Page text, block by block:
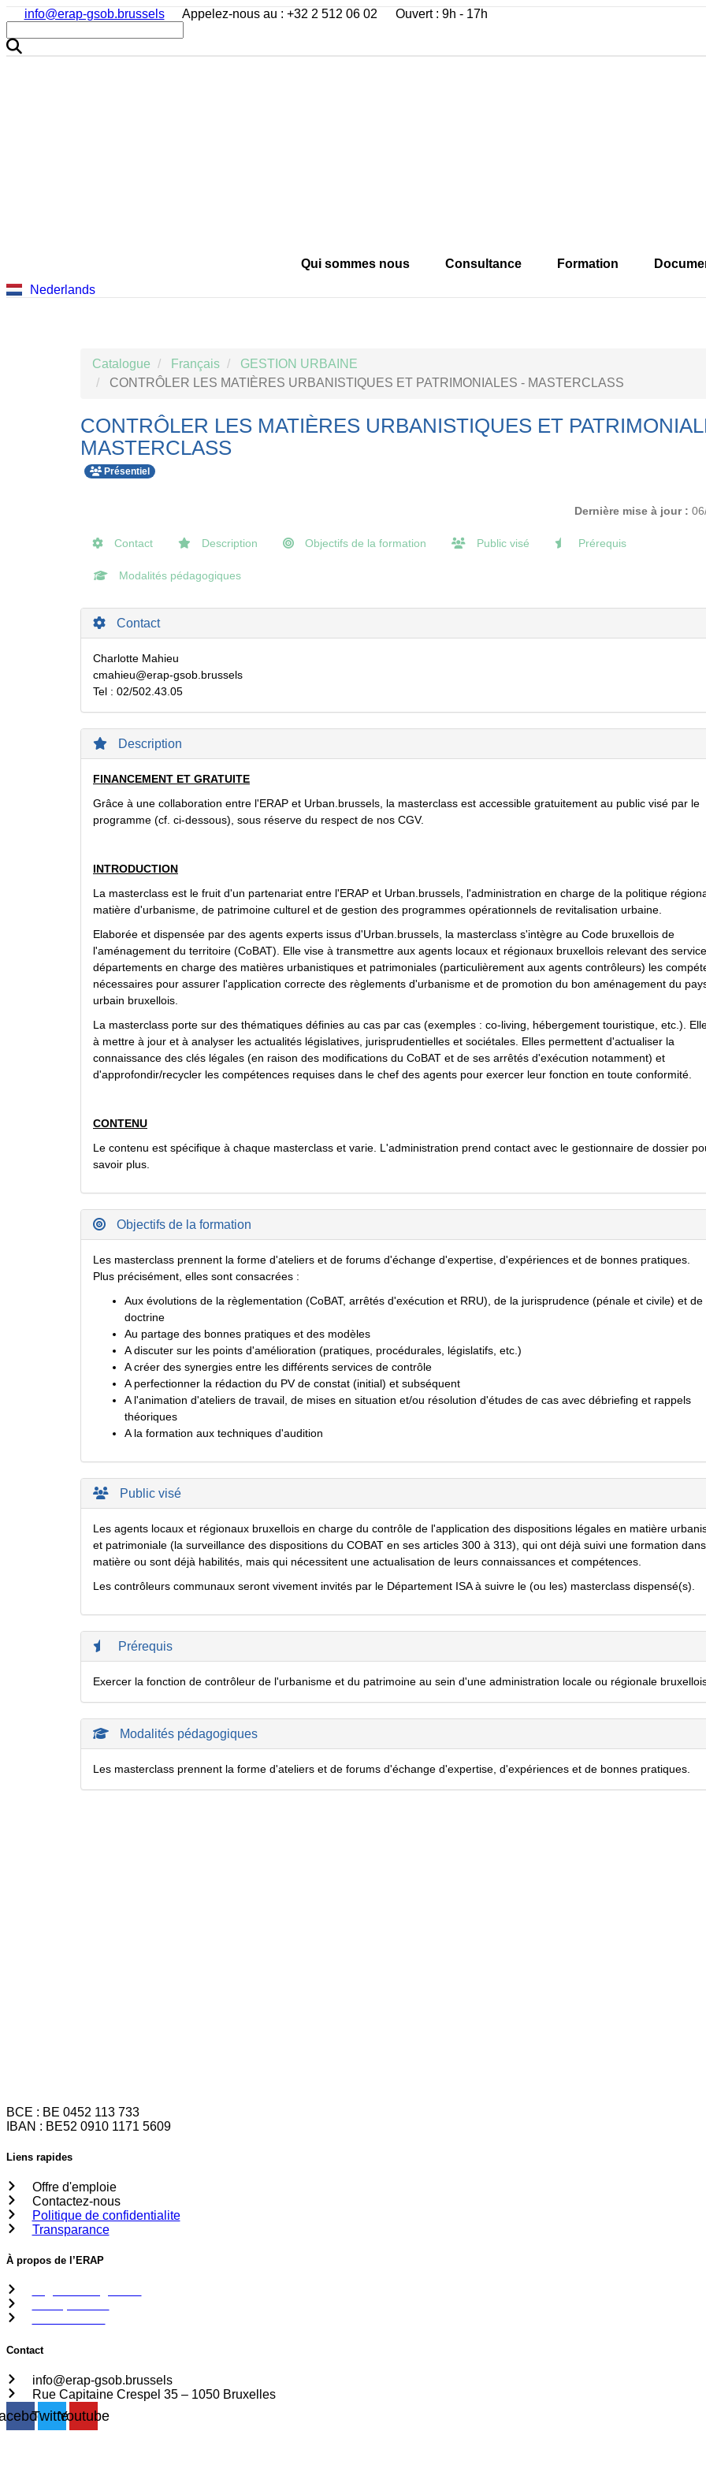
info@erap-gsob.brussels Appelez-nous au : +32 2 512 06 02 Ouvert : 9h - 17h
Qui sommes nous Consultance Formation
Nederlands
Catalogue Français
GESTION URBAINE
CONTRÔLER LES MATIÈRES URBANISTIQUES ET PATRIMONIALES - MASTERCLASS
CONTRÔLER LES MATIÈRES URBANISTIQUES ET
MASTERCLASS
Présentiel
Dernière mise à jour :
Contact Description Objectifs de la formation Public visé Prérequis
Modalités pédagogiques
Contact
Charlotte Mahieu
cmahieu@erap-gsob.brussels
Tel : 02/502.43.05
Description
FINANCEMENT ET GRATUITE
Grâce à une collaboration entre l'ERAP et Urban.brussels, la masterclass est accessible gratuitement au public visé par le
programme (cf. ci-dessous), sous réserve du respect de nos CGV.
INTRODUCTION
La masterclass est le fruit d'un partenariat entre l'ERAP et Urban.brussels, l'administration en charge de la politique
matière d'urbanisme, de patrimoine culturel et de gestion des programmes opérationnels de revitalisation urbaine.
Elaborée et dispensée par des agents experts issus d'Urban.brussels, la masterclass s'intègre au Code bruxellois de
l'aménagement du territoire (CoBAT). Elle vise à transmettre aux agents locaux et régionaux bruxellois relevant des
départements en charge des matières urbanistiques et patrimoniales (particulièrement aux agents contrôleurs) les
nécessaires pour assurer l'application correcte des règlements d'urbanisme et de promotion du bon aménagement du
urbain bruxellois.
La masterclass porte sur des thématiques définies au cas par cas (exemples : co-living, hébergement touristique, etc.).
à mettre à jour et à analyser les actualités législatives, jurisprudentielles et sociétales. Elles permettent d'actualiser la
connaissance des clés légales (en raison des modifications du CoBAT et de ses arrêtés d'exécution notamment) et
d'approfondir/recycler les compétences requises dans le chef des agents pour exercer leur fonction en toute conformité.
CONTENU
Le contenu est spécifique à chaque masterclass et varie. L'administration prend contact avec le gestionnaire de dossier
savoir plus.
Objectifs de la formation
Les masterclass prennent la forme d'ateliers et de forums d'échange d'expertise, d'expériences et de bonnes pratiques.
Plus précisément, elles sont consacrées :
Aux évolutions de la règlementation (CoBAT, arrêtés d'exécution et RRU), de la jurisprudence (pénale et civile) et de
doctrine
Au partage des bonnes pratiques et des modèles
A discuter sur les points d'amélioration (pratiques, procédurales, législatifs, etc.)
A créer des synergies entre les différents services de contrôle
A perfectionner la rédaction du PV de constat (initial) et subséquent
A l'animation d'ateliers de travail, de mises en situation et/ou résolution d'études de cas avec débriefing et rappels
théoriques
A la formation aux techniques d'audition
Public visé
Les agents locaux et régionaux bruxellois en charge du contrôle de l'application des dispositions légales en matière
et patrimoniale (la surveillance des dispositions du COBAT en ses articles 300 à 313), qui ont déjà suivi une formation
matière ou sont déjà habilités, mais qui nécessitent une actualisation de leurs connaissances et compétences.
Les contrôleurs communaux seront vivement invités par le Département ISA à suivre le (ou les) masterclass dispensé(s).
Prérequis
Exercer la fonction de contrôleur de l'urbanisme et du patrimoine au sein d'une administration locale ou régionale
Modalités pédagogiques
Les masterclass prennent la forme d'ateliers et de forums d'échange d'expertise, d'expériences et de bonnes pratiques.
BCE : BE 0452 113 733
IBAN : BE52 0910 1171 5609
Liens rapides
Offre d'emploie
Contactez-nous
Politique de confidentialite
Transparance
À propos de l’ERAP
Contact
info@erap-gsob.brussels
Rue Capitaine Crespel 35 – 1050 Bruxelles
TwitterYoutube